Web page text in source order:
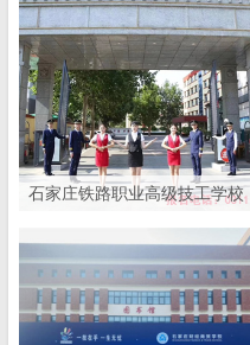
​石家庄铁路职业高级技工学校